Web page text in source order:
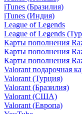
iTunes (Бразилия)
iTunes (Индия)
League of Legends
League of Legends
Карты пополнения
Карты пополнения
Карты пополнения
Valorant подарочная
Valorant (Турция)
Valorant (Бразилия)
Valorant (США)
Valorant (Европа)